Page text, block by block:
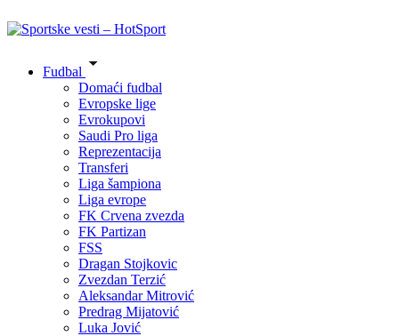
Fudbal
Domaći fudbal
Evropske lige
Evrokupovi
Saudi Pro liga
Reprezentacija
Transferi
Liga šampiona
Liga evrope
FK Crvena zvezda
FK Partizan
FSS
Dragan Stojkovic
Zvezdan Terzić
Aleksandar Mitrović
Predrag Mijatović
Luka Jović